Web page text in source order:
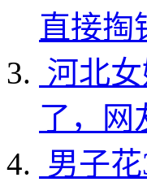
直接掏
河北
了，网
男子